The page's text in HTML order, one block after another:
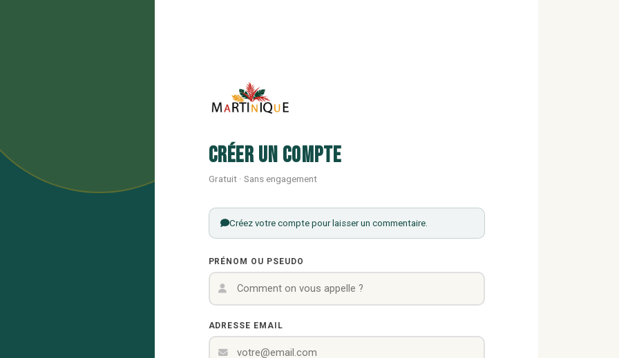
Créer un compte
Gratuit · Sans engagement
Créez votre compte pour laisser un commentaire.
PRÉNOM OU PSEUDO
ADRESSE EMAIL